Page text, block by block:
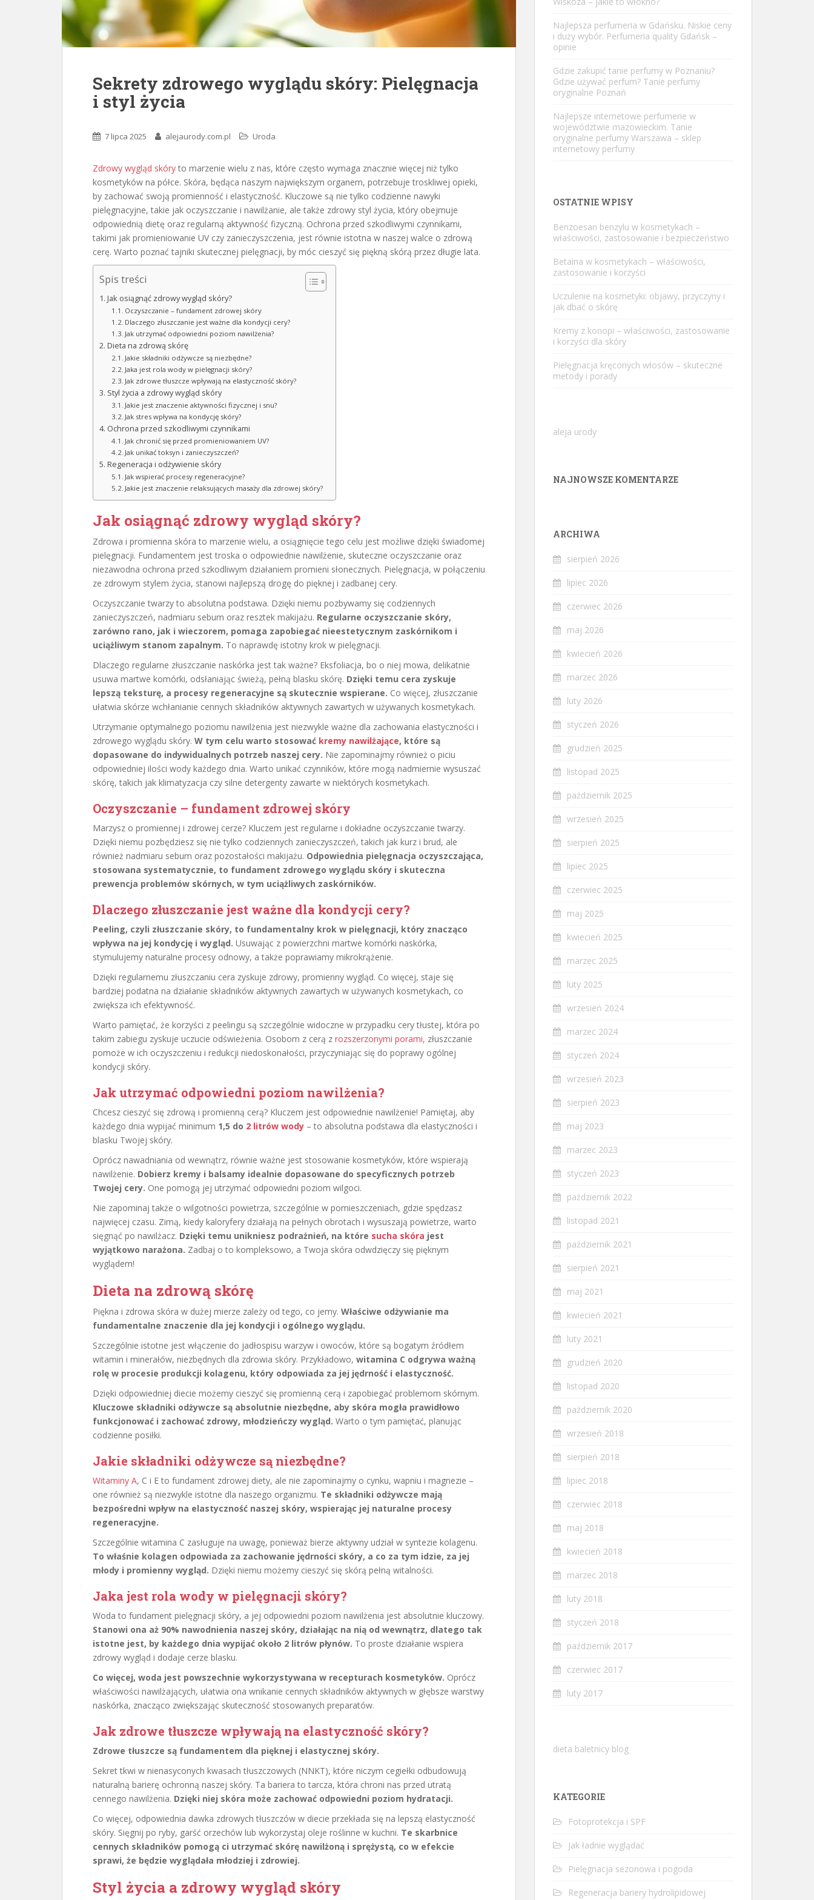
Sekrety zdrowego wyglądu skóry: Pielęgnacja
i styl życia
7 lipca 2025 alejaurody.com.pl Uroda
Zdrowy wygląd skóry to marzenie wielu z nas, które często wymaga znacznie więcej niż tylko
kosmetyków na półce. Skóra, będąca naszym największym organem, potrzebuje troskliwej opieki,
by zachować swoją promienność i elastyczność. Kluczowe są nie tylko codzienne nawyki
pielęgnacyjne, takie jak oczyszczanie i nawilżanie, ale także zdrowy styl życia, który obejmuje
odpowiednią dietę oraz regularną aktywność fizyczną. Ochrona przed szkodliwymi czynnikami,
takimi jak promieniowanie UV czy zanieczyszczenia, jest równie istotna w naszej walce o zdrową
cerę. Warto poznać tajniki skutecznej pielęgnacji, by móc cieszyć się piękną skórą przez długie lata.
Spis treści
Jak osiągnąć zdrowy wygląd skóry?
Oczyszczanie – fundament zdrowej skóry
Dlaczego złuszczanie jest ważne dla kondycji cery?
Jak utrzymać odpowiedni poziom nawilżenia?
Dieta na zdrową skórę
Jakie składniki odżywcze są niezbędne?
Jaka jest rola wody w pielęgnacji skóry?
Jak zdrowe tłuszcze wpływają na elastyczność skóry?
Styl życia a zdrowy wygląd skóry
Jakie jest znaczenie aktywności fizycznej i snu?
Jak stres wpływa na kondycję skóry?
Ochrona przed szkodliwymi czynnikami
Jak chronić się przed promieniowaniem UV?
Jak unikać toksyn i zanieczyszczeń?
Regeneracja i odżywienie skóry
Jak wspierać procesy regeneracyjne?
Jakie jest znaczenie relaksujących masaży dla zdrowej skóry?
Jak osiągnąć zdrowy wygląd skóry?
Zdrowa i promienna skóra to marzenie wielu, a osiągnięcie tego celu jest możliwe dzięki świadomej
pielęgnacji. Fundamentem jest troska o odpowiednie nawilżenie, skuteczne oczyszczanie oraz
niezawodna ochrona przed szkodliwym działaniem promieni słonecznych. Pielęgnacja, w połączeniu
ze zdrowym stylem życia, stanowi najlepszą drogę do pięknej i zadbanej cery.
Oczyszczanie twarzy to absolutna podstawa. Dzięki niemu pozbywamy się codziennych
zanieczyszczeń, nadmiaru sebum oraz resztek makijażu. Regularne oczyszczanie skóry,
zarówno rano, jak i wieczorem, pomaga zapobiegać nieestetycznym zaskórnikom i
uciążliwym stanom zapalnym. To naprawdę istotny krok w pielęgnacji.
Dlaczego regularne złuszczanie naskórka jest tak ważne? Eksfoliacja, bo o niej mowa, delikatnie
usuwa martwe komórki, odsłaniając świeżą, pełną blasku skórę. Dzięki temu cera zyskuje
lepszą teksturę, a procesy regeneracyjne są skutecznie wspierane. Co więcej, złuszczanie
ułatwia skórze wchłanianie cennych składników aktywnych zawartych w używanych kosmetykach.
Utrzymanie optymalnego poziomu nawilżenia jest niezwykle ważne dla zachowania elastyczności i
zdrowego wyglądu skóry. W tym celu warto stosować kremy nawilżające, które są
dopasowane do indywidualnych potrzeb naszej cery. Nie zapominajmy również o piciu
odpowiedniej ilości wody każdego dnia. Warto unikać czynników, które mogą nadmiernie wysuszać
skórę, takich jak klimatyzacja czy silne detergenty zawarte w niektórych kosmetykach.
Oczyszczanie – fundament zdrowej skóry
Marzysz o promiennej i zdrowej cerze? Kluczem jest regularne i dokładne oczyszczanie twarzy.
Dzięki niemu pozbędziesz się nie tylko codziennych zanieczyszczeń, takich jak kurz i brud, ale
również nadmiaru sebum oraz pozostałości makijażu. Odpowiednia pielęgnacja oczyszczająca,
stosowana systematycznie, to fundament zdrowego wyglądu skóry i skuteczna
prewencja problemów skórnych, w tym uciążliwych zaskórników.
Dlaczego złuszczanie jest ważne dla kondycji cery?
Peeling, czyli złuszczanie skóry, to fundamentalny krok w pielęgnacji, który znacząco
wpływa na jej kondycję i wygląd. Usuwając z powierzchni martwe komórki naskórka,
stymulujemy naturalne procesy odnowy, a także poprawiamy mikrokrążenie.
Dzięki regularnemu złuszczaniu cera zyskuje zdrowy, promienny wygląd. Co więcej, staje się
bardziej podatna na działanie składników aktywnych zawartych w używanych kosmetykach, co
zwiększa ich efektywność.
Warto pamiętać, że korzyści z peelingu są szczególnie widoczne w przypadku cery tłustej, która po
takim zabiegu zyskuje uczucie odświeżenia. Osobom z cerą z rozszerzonymi porami, złuszczanie
pomoże w ich oczyszczeniu i redukcji niedoskonałości, przyczyniając się do poprawy ogólnej
kondycji skóry.
Jak utrzymać odpowiedni poziom nawilżenia?
Chcesz cieszyć się zdrową i promienną cerą? Kluczem jest odpowiednie nawilżenie! Pamiętaj, aby
każdego dnia wypijać minimum 1,5 do 2 litrów wody – to absolutna podstawa dla elastyczności i
blasku Twojej skóry.
Oprócz nawadniania od wewnątrz, równie ważne jest stosowanie kosmetyków, które wspierają
nawilżenie. Dobierz kremy i balsamy idealnie dopasowane do specyficznych potrzeb
Twojej cery. One pomogą jej utrzymać odpowiedni poziom wilgoci.
Nie zapominaj także o wilgotności powietrza, szczególnie w pomieszczeniach, gdzie spędzasz
najwięcej czasu. Zimą, kiedy kaloryfery działają na pełnych obrotach i wysuszają powietrze, warto
sięgnąć po nawilżacz. Dzięki temu unikniesz podrażnień, na które sucha skóra jest
wyjątkowo narażona. Zadbaj o to kompleksowo, a Twoja skóra odwdzięczy się pięknym
wyglądem!
Dieta na zdrową skórę
Piękna i zdrowa skóra w dużej mierze zależy od tego, co jemy. Właściwe odżywianie ma
fundamentalne znaczenie dla jej kondycji i ogólnego wyglądu.
Szczególnie istotne jest włączenie do jadłospisu warzyw i owoców, które są bogatym źródłem
witamin i minerałów, niezbędnych dla zdrowia skóry. Przykładowo, witamina C odgrywa ważną
rolę w procesie produkcji kolagenu, który odpowiada za jej jędrność i elastyczność.
Dzięki odpowiedniej diecie możemy cieszyć się promienną cerą i zapobiegać problemom skórnym.
Kluczowe składniki odżywcze są absolutnie niezbędne, aby skóra mogła prawidłowo
funkcjonować i zachować zdrowy, młodzieńczy wygląd. Warto o tym pamiętać, planując
codzienne posiłki.
Jakie składniki odżywcze są niezbędne?
Witaminy A, C i E to fundament zdrowej diety, ale nie zapominajmy o cynku, wapniu i magnezie –
one również są niezwykle istotne dla naszego organizmu. Te składniki odżywcze mają
bezpośredni wpływ na elastyczność naszej skóry, wspierając jej naturalne procesy
regeneracyjne.
Szczególnie witamina C zasługuje na uwagę, ponieważ bierze aktywny udział w syntezie kolagenu.
To właśnie kolagen odpowiada za zachowanie jędrności skóry, a co za tym idzie, za jej
młody i promienny wygląd. Dzięki niemu możemy cieszyć się skórą pełną witalności.
Jaka jest rola wody w pielęgnacji skóry?
Woda to fundament pielęgnacji skóry, a jej odpowiedni poziom nawilżenia jest absolutnie kluczowy.
Stanowi ona aż 90% nawodnienia naszej skóry, działając na nią od wewnątrz, dlatego tak
istotne jest, by każdego dnia wypijać około 2 litrów płynów. To proste działanie wspiera
zdrowy wygląd i dodaje cerze blasku.
Co więcej, woda jest powszechnie wykorzystywana w recepturach kosmetyków. Oprócz
właściwości nawilżających, ułatwia ona wnikanie cennych składników aktywnych w głębsze warstwy
naskórka, znacząco zwiększając skuteczność stosowanych preparatów.
Jak zdrowe tłuszcze wpływają na elastyczność skóry?
Zdrowe tłuszcze są fundamentem dla pięknej i elastycznej skóry.
Sekret tkwi w nienasyconych kwasach tłuszczowych (NNKT), które niczym cegiełki odbudowują
naturalną barierę ochronną naszej skóry. Ta bariera to tarcza, która chroni nas przed utratą
cennego nawilżenia. Dzięki niej skóra może zachować odpowiedni poziom hydratacji.
Co więcej, odpowiednia dawka zdrowych tłuszczów w diecie przekłada się na lepszą elastyczność
skóry. Sięgnij po ryby, garść orzechów lub wykorzystaj oleje roślinne w kuchni. Te skarbnice
cennych składników pomogą ci utrzymać skórę nawilżoną i sprężystą, co w efekcie
sprawi, że będzie wyglądała młodziej i zdrowiej.
Styl życia a zdrowy wygląd skóry
Najlepsza perfumeria w Gdańsku. Niskie ceny
i duży wybór. Perfumeria quality Gdańsk –
opinie
Gdzie zakupić tanie perfumy w Poznaniu?
Gdzie używać perfum? Tanie perfumy
oryginalne Poznań
Najlepsze internetowe perfumerie w
województwie mazowieckim. Tanie
oryginalne perfumy Warszawa – sklep
internetowy perfumy
OSTATNIE WPISY
Benzoesan benzylu w kosmetykach –
właściwości, zastosowanie i bezpieczeństwo
Betaina w kosmetykach – właściwości,
zastosowanie i korzyści
Uczulenie na kosmetyki: objawy, przyczyny i
jak dbać o skórę
Kremy z konopi – właściwości, zastosowanie
i korzyści dla skóry
Pielęgnacja kręconych włosów – skuteczne
metody i porady
aleja urody
NAJNOWSZE KOMENTARZE
ARCHIWA
sierpień 2026
lipiec 2026
czerwiec 2026
maj 2026
kwiecień 2026
marzec 2026
luty 2026
styczeń 2026
grudzień 2025
listopad 2025
październik 2025
wrzesień 2025
sierpień 2025
lipiec 2025
czerwiec 2025
maj 2025
kwiecień 2025
marzec 2025
luty 2025
wrzesień 2024
marzec 2024
styczeń 2024
wrzesień 2023
sierpień 2023
maj 2023
marzec 2023
styczeń 2023
październik 2022
listopad 2021
październik 2021
sierpień 2021
maj 2021
kwiecień 2021
luty 2021
grudzień 2020
listopad 2020
październik 2020
wrzesień 2018
sierpień 2018
lipiec 2018
czerwiec 2018
maj 2018
kwiecień 2018
marzec 2018
luty 2018
styczeń 2018
październik 2017
czerwiec 2017
luty 2017
dieta baletnicy blog
KATEGORIE
Fotoprotekcja i SPF
Jak ładnie wyglądać
Pielęgnacja sezonowa i pogoda
Regeneracja bariery hydrolipidowej